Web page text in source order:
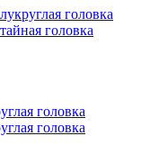
головка
головка
головка
головка